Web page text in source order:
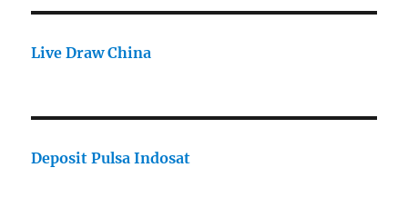
Live Draw China
Deposit Pulsa Indosat